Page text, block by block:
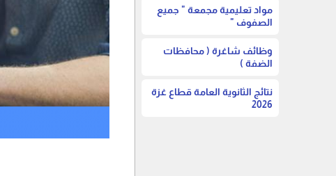
مواد تعليمية مجمعة " جميع
الصفوف "
وظائف شاغرة ( محافظات
الضفة )
نتائج الثانوية العامة قطاع غزة
2026